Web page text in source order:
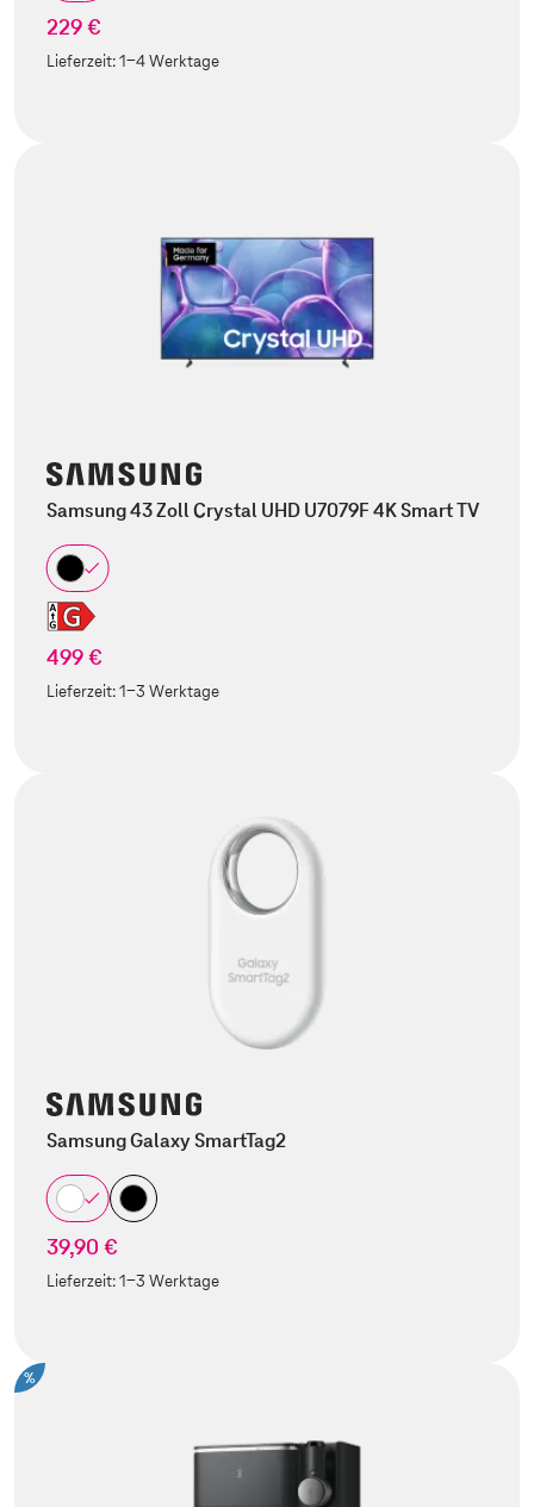
229 €
Lieferzeit:1-4 Werktage
Samsung 43 Zoll Crystal UHD U7079F 4K Smart TV
499 €
Lieferzeit:1-3 Werktage
Samsung Galaxy SmartTag2
39,90 €
Lieferzeit:1-3 Werktage
%